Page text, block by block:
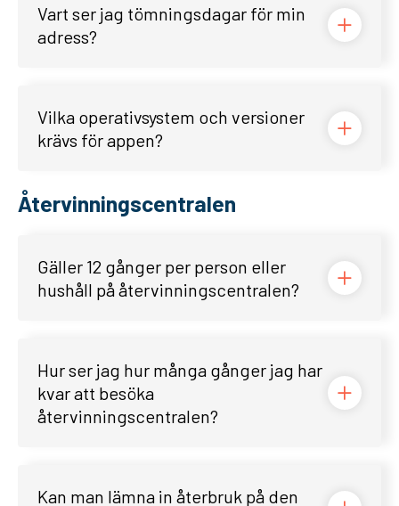
Vart ser jag tömningsdagar för min
adress?
Vilka operativsystem och versioner
krävs för appen?
Återvinningscentralen
Gäller 12 gånger per person eller
hushåll på återvinningscentralen?
Hur ser jag hur många gånger jag har
kvar att besöka
återvinningscentralen?
Kan man lämna in återbruk på den